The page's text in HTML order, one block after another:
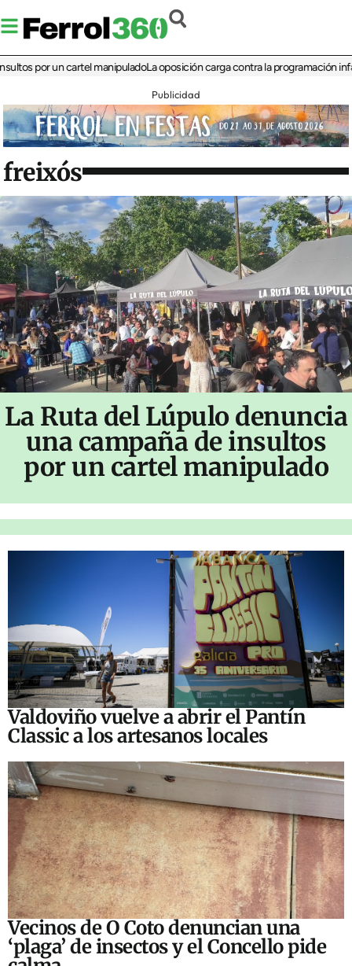
por un cartel manipuladoLa oposición carga contra la programación infantil
Publicidad
freixós
La Ruta del Lúpulo denuncia
una campaña de insultos
por un cartel manipulado
Valdoviño vuelve a abrir el Pantín
Classic a los artesanos locales
Vecinos de O Coto denuncian una
‘plaga’ de insectos y el Concello pide